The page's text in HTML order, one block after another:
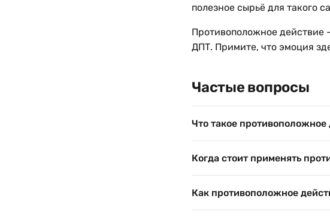
полезное сырьё для такого
Противоположное действие
ДПТ. Примите, что эмоция
Частые вопросы
Что такое
Когда стоит применять
Как противоположное